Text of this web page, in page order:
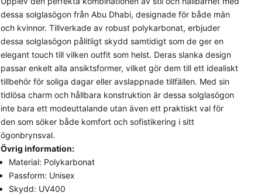
dessa solglasögon från Abu Dhabi, designade för både män
och kvinnor. Tillverkade av robust polykarbonat, erbjuder
dessa solglasögon pålitligt skydd samtidigt som de ger en
elegant touch till vilken outfit som helst. Deras slanka design
passar enkelt alla ansiktsformer, vilket gör dem till ett idealiskt
tillbehör för soliga dagar eller avslappnade tillfällen. Med sin
tidlösa charm och hållbara konstruktion är dessa solglasögon
inte bara ett modeuttalande utan även ett praktiskt val för
den som söker både komfort och sofistikering i sitt
ögonbrynsval.
Övrig information:
Material: Polykarbonat
Passform: Unisex
Skydd: UV400